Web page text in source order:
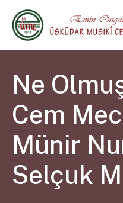
Ne
Cem
Münir
Selçuk